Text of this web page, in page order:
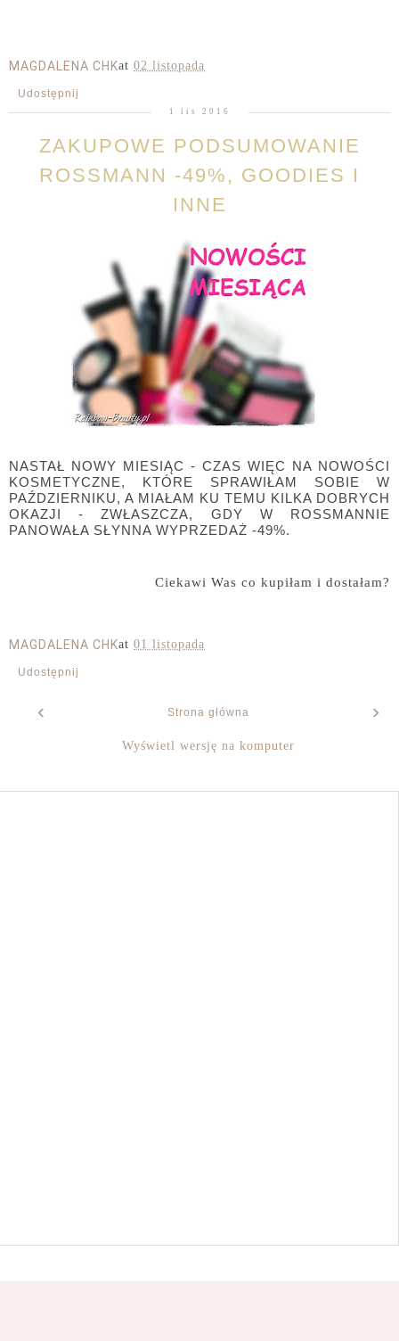
MAGDALENA CHKat 02 listopada
Udostępnij
1 lis 2016
ZAKUPOWE PODSUMOWANIE
ROSSMANN -49%, GOODIES I
INNE
NASTAŁ NOWY MIESIĄC - CZAS WIĘC NA NOWOŚCI
KOSMETYCZNE, KTÓRE SPRAWIŁAM SOBIE W
PAŹDZIERNIKU, A MIAŁAM KU TEMU KILKA DOBRYCH
OKAZJI - ZWŁASZCZA, GDY W ROSSMANNIE
PANOWAŁA SŁYNNA WYPRZEDAŻ -49%.
Ciekawi Was co kupiłam i dostałam?
MAGDALENA CHKat 01 listopada
Udostępnij
‹ ›
Strona główna
Wyświetl wersję na komputer